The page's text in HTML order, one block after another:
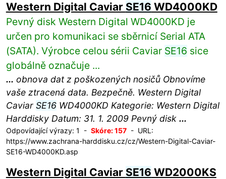
Western Digital Caviar SE16 WD4000KD
Pevný disk Western Digital WD4000KD je
určen pro komunikaci se sběrnicí Serial ATA
(SATA). Výrobce celou sérii Caviar SE16 sice
globálně označuje ...
... obnova dat z poškozených nosičů Obnovíme
vaše ztracená data. Bezpečně. Western Digital
Caviar SE16WD4000KD Kategorie: Western Digital
Harddisky Datum: 31. 1. 2009 Pevný disk ...
Odpovídající výrazy: 1 - Skóre: 157- URL:
https://www.zachrana-harddisku.cz/cz/Western-Digital-Caviar-
SE16-WD4000KD.asp
Western Digital Caviar SE16 WD2000KS